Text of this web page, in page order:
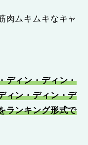
肉ムキムキなキャ
ディン・ディン・
ィン・ディン・デ
ランキング形式で